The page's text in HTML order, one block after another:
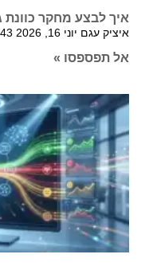
איך לבצע מחקר
איציק עגם יוני 16, 2026
אל תפספסו »